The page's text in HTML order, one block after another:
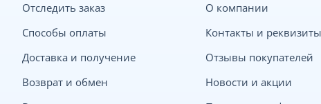
Отследить заказ
Способы оплаты
Доставка и получение
Возврат и обмен
О компании
Контакты и реквизиты
Отзывы покупателей
Новости и акции